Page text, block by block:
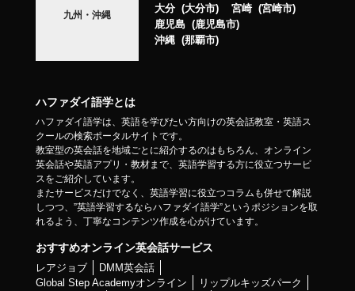
九州・沖縄
大分
大分市 宮崎
宮崎市
鹿児島
鹿児島市
沖縄
那覇市
ハファダイ語学とは
ハファダイ語学は、英語を学びたい方向けの英会話教室・英語ス
クールの検索ポータルサイトです。
教室型の英会話を地域ごとに紹介するのはもちろん、オンライン
英会話や英語アプリ・教材まで、英語学習する方に役立つサービ
スをご紹介しています。
またサービスだけでなく、英語学習に役立つコラムも併せて解説
しつつ、”英語学習するならハファダイ語学”というポジションを取
れるよう、丁寧なコンテンツ作成を心がけています。
おすすめオンライン英会話サービス
レアジョブ
DMM英会話
Global Step Academyオンライン
リップルキッズパーク